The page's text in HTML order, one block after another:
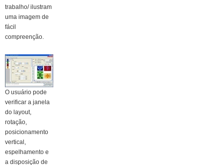
trabalho/ ilustram
uma imagem de
fácil
compreenção.
O usuário pode
verificar a janela
do layout,
rotação,
posicionamento
vertical,
espelhamento e
a disposição de